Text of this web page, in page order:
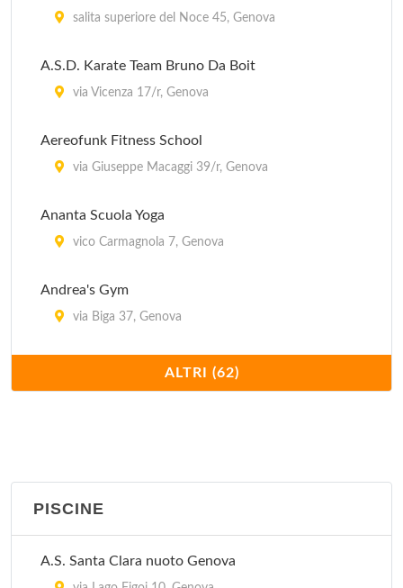
salita superiore del Noce 45, Genova
A.S.D. Karate Team Bruno Da Boit
via Vicenza 17/r, Genova
Aereofunk Fitness School
via Giuseppe Macaggi 39/r, Genova
Ananta Scuola Yoga
vico Carmagnola 7, Genova
Andrea's Gym
via Biga 37, Genova
via Diciotto Fanciulli 13/r, Genova
Armony Line
ALTRI (62)
PISCINE
A.S. Santa Clara nuoto Genova